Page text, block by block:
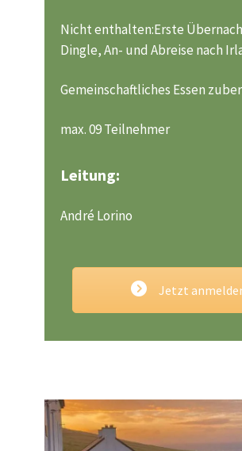
Nicht enthalten:Erste
Dingle, An- und Abreise nach
Gemeinschaftliches Essen
max. 09 Teilnehmer
Leitung:
André Lorino
Jetzt